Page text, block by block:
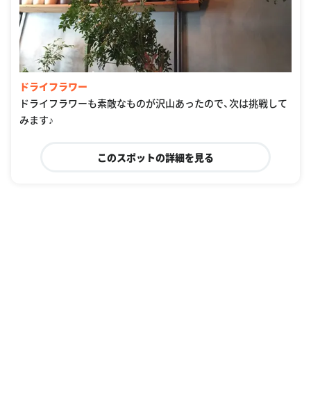
ドライフラワー
ドライフラワーも素敵なものが沢山あったので、次は挑戦して
みます♪
このスポットの詳細を見る